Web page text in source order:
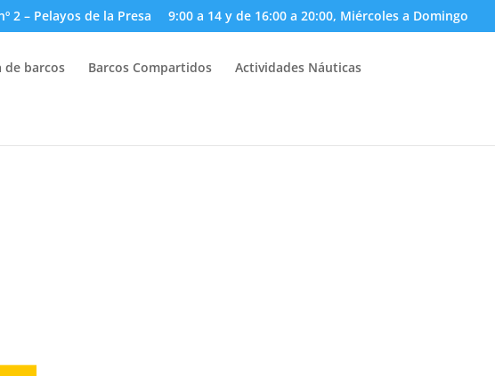
2 – Pelayos de la Presa 9:00 a 14 y de 16:00 a 20:00, Miércoles a Domingo
de barcos Barcos Compartidos Actividades Náuticas